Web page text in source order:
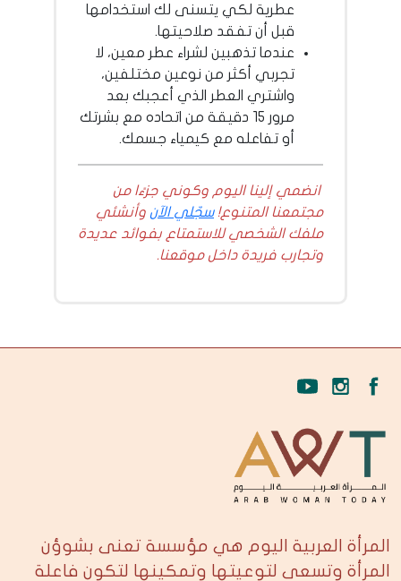
عطرية لكي يتسنى لك استخدامها
قبل أن تفقد صلاحيتها.
عندما تذهبين لشراء عطر معين، لا
تجربي أكثر من نوعين مختلفين،
واشتري العطر الذي أعجبك بعد
مرور 15 دقيقة من اتحاده مع بشرتك
أو تفاعله مع كيمياء جسمك.
انضمي إلينا اليوم وكوني جزءًا من
مجتمعنا المتنوع!سجّلي الآن وأنشئي
ملفك الشخصي للاستمتاع بفوائد عديدة
وتجارب فريدة داخل موقعنا.
المرأة العربية اليوم هي مؤسسة تعنى بشوؤن
المرأة وتسعى لتوعيتها وتمكينها لتكون فاعلة